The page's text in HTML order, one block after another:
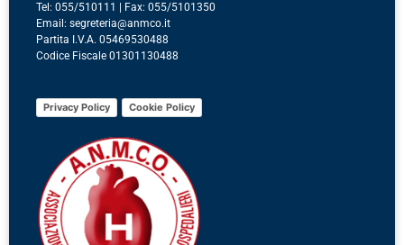
Tel: 055/510111 | Fax: 055/5101350
Email: segreteria@anmco.it
Partita I.V.A. 05469530488
Codice Fiscale 01301130488
Privacy Policy Cookie Policy